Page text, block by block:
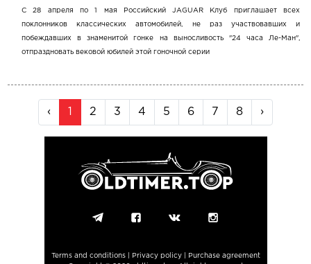
С 28 апреля по 1 мая Российский JAGUAR Клуб приглашает всех
поклонников классических автомобилей, не раз участвовавших и
побеждавших в знаменитой гонке на выносливость "24 часа Ле-Ман",
отпраздновать вековой юбилей этой гоночной серии
‹ 1 2 3 4 5 6 7 8 ›
Terms and conditions| Privacy policy|
Purchase agreement